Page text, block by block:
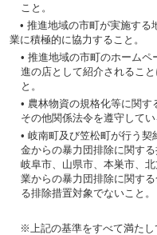
こと。
• 推進地域の市町が実施する
業に積極的に協力すること。
• 推進地域の市町のホームペ
進の店として紹介されること
と。
• 農林物資の規格化等に関す
その他関係法令を遵守してい
• 岐南町及び笠松町が行う 契
金からの暴力団排除に関する
岐阜市、 山県市、 本巣市、
業からの暴力団排除に関する
る排除措置対象でないこと。
※上記の基準をすべて満たし